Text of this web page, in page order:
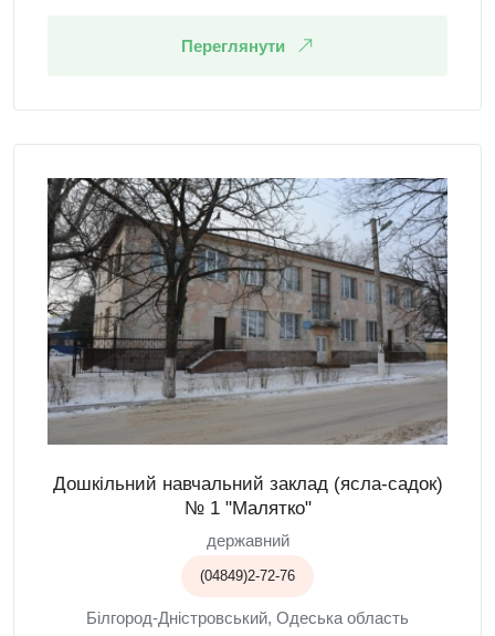
Переглянути
Дошкільний навчальний заклад (ясла-садок)
№ 1 "Малятко"
державний
(04849)2-72-76
Білгород-Дністровський, Одеська область